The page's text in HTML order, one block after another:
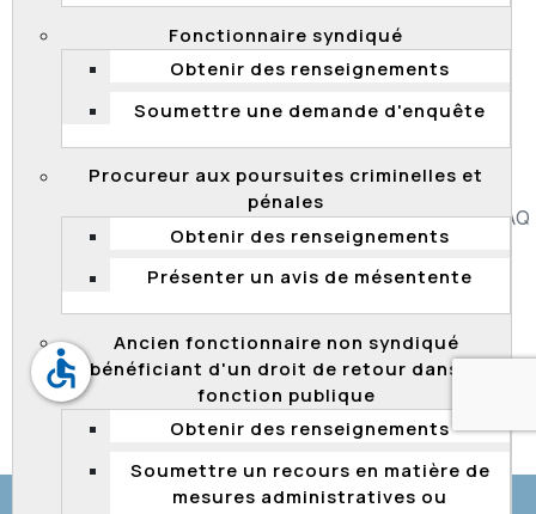
Fonctionnaire syndiqué
Obtenir des renseignements
Soumettre une demande d'enquête
Procureur aux poursuites criminelles et
pénales
Obtenir des renseignements
Présenter un avis de mésentente
Ancien fonctionnaire non syndiqué
bénéficiant d'un droit de retour dans la
fonction publique
Obtenir des renseignements
Soumettre un recours en matière de
mesures administratives ou
Commission a conclu que la décision de refuser
l'admission de cette candidature était non conforme à
la Loi sur la fonction publique et au cadre normatif
admise, ce qui a été fait.
Accessibilité Plan du site Diffusion de l'information FAQ
Liens utiles Carrière Politique de confidentialité
© Gouvernement du Québec, 2026
accessible